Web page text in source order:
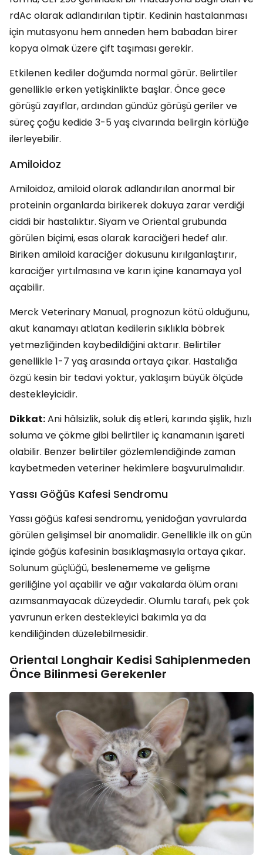
rdAc olarak adlandırılan tiptir. Kedinin hastalanması
için mutasyonu hem anneden hem babadan birer
kopya olmak üzere çift taşıması gerekir.
Etkilenen kediler doğumda normal görür. Belirtiler
genellikle erken yetişkinlikte başlar. Önce gece
görüşü zayıflar, ardından gündüz görüşü geriler ve
süreç çoğu kedide 3-5 yaş civarında belirgin körlüğe
ilerleyebilir.
Amiloidoz
Amiloidoz, amiloid olarak adlandırılan anormal bir
proteinin organlarda birikerek dokuya zarar verdiği
ciddi bir hastalıktır. Siyam ve Oriental grubunda
görülen biçimi, esas olarak karaciğeri hedef alır.
Biriken amiloid karaciğer dokusunu kırılganlaştırır,
karaciğer yırtılmasına ve karın içine kanamaya yol
açabilir.
Merck Veterinary Manual, prognozun kötü olduğunu,
akut kanamayı atlatan kedilerin sıklıkla böbrek
yetmezliğinden kaybedildiğini aktarır. Belirtiler
genellikle 1-7 yaş arasında ortaya çıkar. Hastalığa
özgü kesin bir tedavi yoktur, yaklaşım büyük ölçüde
destekleyicidir.
Dikkat:Ani hâlsizlik, soluk diş etleri, karında şişlik, hızlı
soluma ve çökme gibi belirtiler iç kanamanın işareti
olabilir. Benzer belirtiler gözlemlendiğinde zaman
kaybetmeden veteriner hekimlere başvurulmalıdır.
Yassı Göğüs Kafesi Sendromu
Yassı göğüs kafesi sendromu, yenidoğan yavrularda
görülen gelişimsel bir anomalidir. Genellikle ilk on gün
içinde göğüs kafesinin basıklaşmasıyla ortaya çıkar.
Solunum güçlüğü, beslenememe ve gelişme
geriliğine yol açabilir ve ağır vakalarda ölüm oranı
azımsanmayacak düzeydedir. Olumlu tarafı, pek çok
yavrunun erken destekleyici bakımla ya da
kendiliğinden düzelebilmesidir.
Oriental Longhair Kedisi Sahiplenmeden
Önce Bilinmesi Gerekenler